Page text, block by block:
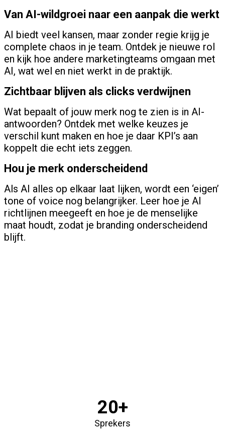
Van AI-wildgroei naar een aanpak die werkt
AI biedt veel kansen, maar zonder regie krijg je
complete chaos in je team. Ontdek je nieuwe rol
en kijk hoe andere marketingteams omgaan met
AI, wat wel en niet werkt in de praktijk.
Zichtbaar blijven als clicks verdwijnen
Wat bepaalt of jouw merk nog te zien is in AI-
antwoorden? Ontdek met welke keuzes je
verschil kunt maken en hoe je daar KPI’s aan
koppelt die echt iets zeggen.
Hou je merk onderscheidend
Als AI alles op elkaar laat lijken, wordt een ‘eigen’
tone of voice nog belangrijker. Leer hoe je AI
richtlijnen meegeeft en hoe je de menselijke
maat houdt, zodat je branding onderscheidend
blijft.
20+
Sprekers